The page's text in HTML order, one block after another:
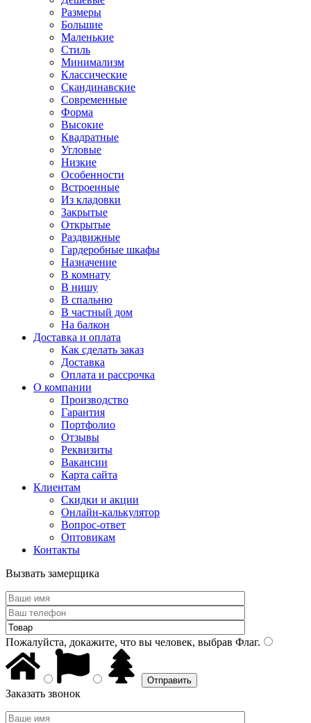
Размеры
Большие
Маленькие
Стиль
Минимализм
Классические
Скандинавские
Современные
Форма
Высокие
Квадратные
Угловые
Низкие
Особенности
Встроенные
Из кладовки
Закрытые
Открытые
Раздвижные
Гардеробные шкафы
Назначение
В комнату
В нишу
В спальню
В частный дом
На балкон
Доставка и оплата
Как сделать заказ
Доставка
Оплата и рассрочка
О компании
Производство
Гарантия
Портфолио
Отзывы
Реквизиты
Вакансии
Карта сайта
Клиентам
Скидки и акции
Онлайн-калькулятор
Вопрос-ответ
Оптовикам
Контакты
Вызвать замерщика
Пожалуйста, докажите, что вы человек, выбрав Флаг.
Заказать звонок